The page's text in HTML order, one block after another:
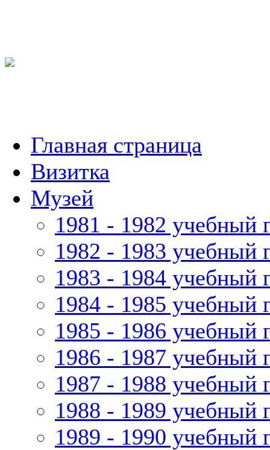
Главная страница
Визитка
Музей
1981 - 1982 учебный
1982 - 1983 учебный
1983 - 1984 учебный
1984 - 1985 учебный
1985 - 1986 учебный
1986 - 1987 учебный
1987 - 1988 учебный
1988 - 1989 учебный
1989 - 1990 учебный